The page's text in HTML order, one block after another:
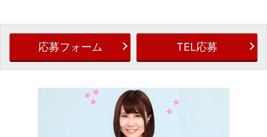
応募フォーム TEL応募